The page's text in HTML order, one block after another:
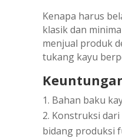
Kenapa harus
klasik dan
menjual produk
tukang kayu
Bаhаn bаku
Kоnѕtrukѕі dаrі
bіdаng рrоdukѕі